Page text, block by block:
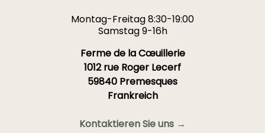
Montag-Freitag 8:30-19:00
Samstag 9-16h
Ferme de la Cœuillerie
1012 rue Roger Lecerf
59840 Premesques
Frankreich
Kontaktieren Sie uns →